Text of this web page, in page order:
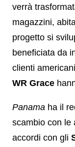
verrà
magazzini,
progetto si
beneficiata da
clienti
WR Grace
Panama ha il
scambio con le
accordi con gli